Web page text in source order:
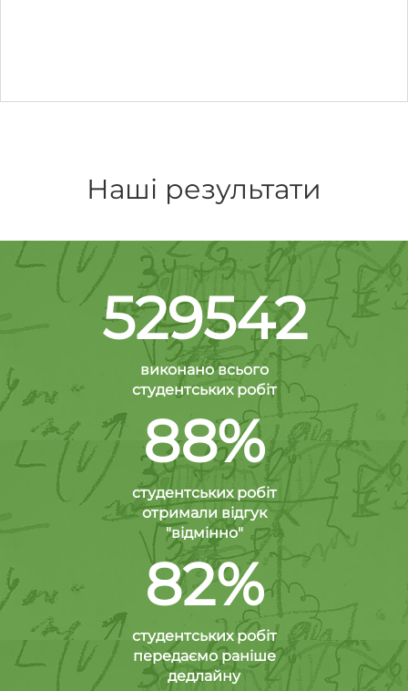
Наші результати
529542
виконано всього
студентських робіт
88%
студентських робіт
отримали відгук
"відмінно"
82%
студентських робіт
передаємо раніше
дедлайну